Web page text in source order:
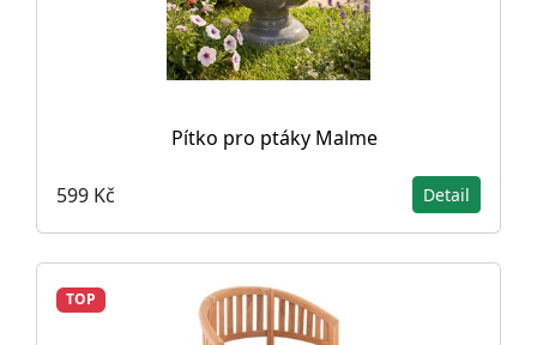
Pítko pro ptáky Malme
599 Kč Detail
TOP